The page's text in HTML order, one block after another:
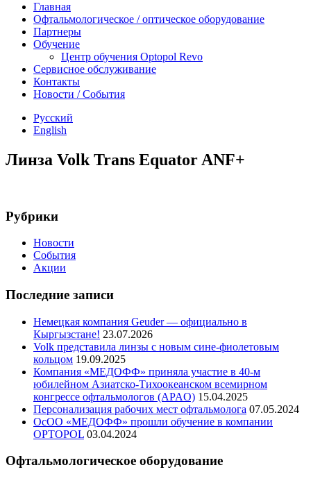
Главная
Офтальмологическое / оптическое оборудование
Партнеры
Обучение
Центр обучения Оptopol Revo
Сервисное обслуживание
Контакты
Новости / События
Русский
English
Линза Volk Trans Equator ANF+
Рубрики
Новости
События
Акции
Последние записи
Немецкая компания Geuder — официально в
Кыргызстане! 23.07.2026
Volk представила линзы с новым сине-фиолетовым
кольцом 19.09.2025
Компания «МЕДОФФ» приняла участие в 40-м
юбилейном Азиатско-Тихоокеанском всемирном
конгрессе офтальмологов (APAO) 15.04.2025
Персонализация рабочих мест офтальмолога 07.05.2024
ОсОО «МЕДОФФ» прошли обучение в компании
OPTOPOL 03.04.2024
Офтальмологическое оборудование